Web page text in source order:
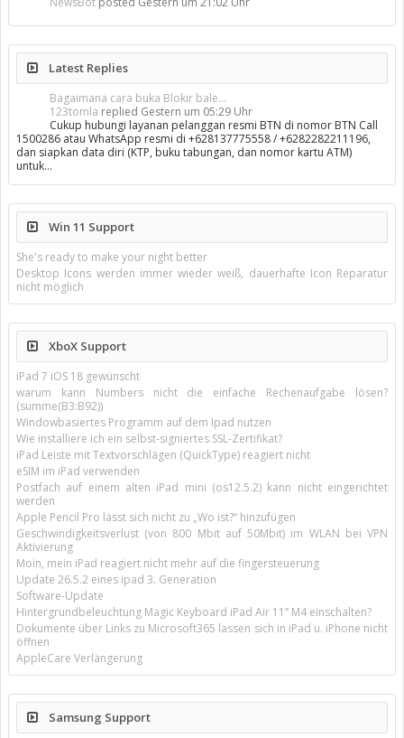
Latest Replies
Bagaimana cara buka Blokir bale...
123tomla replied Gestern um 05:29 Uhr
Cukup hubungi layanan pelanggan resmi BTN di nomor BTN Call
1500286 atau WhatsApp resmi di +628137775558 / +6282282211196,
dan siapkan data diri (KTP, buku tabungan, dan nomor kartu ATM)
untuk…
Win 11 Support
She's ready to make your night better
Desktop Icons werden immer wieder weiß, dauerhafte Icon Reparatur
nicht möglich
XboX Support
iPad 7 iOS 18 gewünscht
warum kann Numbers nicht die einfache Rechenaufgabe lösen?
(summe(B3:B92))
Windowbasiertes Programm auf dem Ipad nutzen
Wie installiere ich ein selbst-signiertes SSL-Zertifikat?
iPad Leiste mit Textvorschlägen (QuickType) reagiert nicht
eSIM im iPad verwenden
Postfach auf einem alten iPad mini (os12.5.2) kann nicht eingerichtet
werden
Apple Pencil Pro lässt sich nicht zu „Wo ist?“ hinzufügen
Geschwindigkeitsverlust (von 800 Mbit auf 50Mbit) im WLAN bei VPN
Aktivierung
Moin, mein iPad reagiert nicht mehr auf die fingersteuerung
Update 26.5.2 eines ipad 3. Generation
Software-Update
Hintergrundbeleuchtung Magic Keyboard iPad Air 11’’ M4 einschalten?
Dokumente über Links zu Microsoft365 lassen sich in iPad u. iPhone nicht
öffnen
AppleCare Verlängerung
Samsung Support